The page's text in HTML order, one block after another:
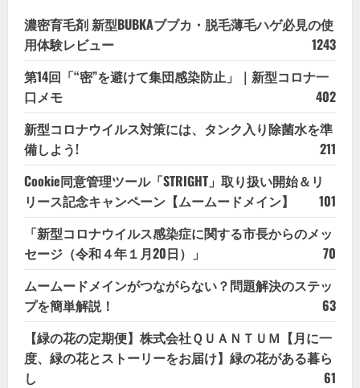
濃密育毛剤 新型BUBKAブブカ・脱毛薄毛ハゲ必見の使
用体験レビュー
1243
第14回「“密”を避けて集団感染防止」｜新型コロナ一
口メモ
402
新型コロナウイルス対策には、タンク入り除菌水を準
備しよう!
211
Cookie同意管理ツール「STRIGHT」取り扱い開始＆リ
リース記念キャンペーン【ムームードメイン】
101
「新型コロナウイルス感染症に関する市長からのメッ
セージ（令和４年１月20日）」
70
ムームードメインがつながらない？問題解決のステッ
プを簡単解説！
63
【緑の花の定期便】株式会社ＱＵＡＮＴＵＭ【月に一
度、緑の花とストーリーをお届け】緑の花がある暮ら
し
61